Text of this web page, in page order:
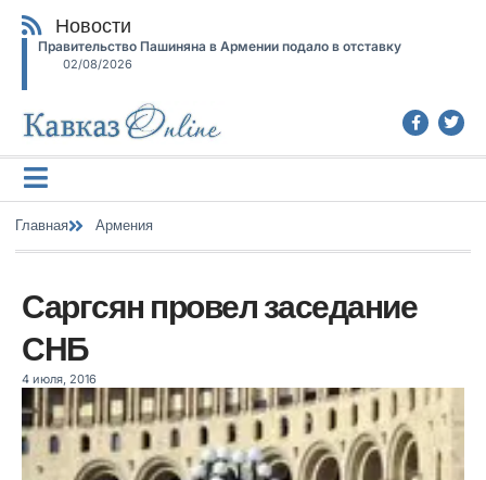
Новости
Правительство Пашиняна в Армении подало в отставку
02/08/2026
Главная Армения
Саргсян провел заседание
СНБ
4 июля, 2016